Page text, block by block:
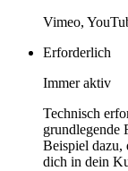
Vimeo,
Erforderlich
Immer aktiv
Technisch
grundlegende
Beispiel dazu,
dich in dein